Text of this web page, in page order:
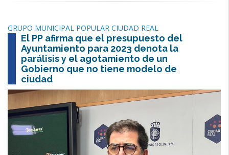
GRUPO MUNICIPAL POPULAR CIUDAD REAL
El PP afirma que el presupuesto del
Ayuntamiento para 2023 denota la
parálisis y el agotamiento de un
Gobierno que no tiene modelo de
ciudad